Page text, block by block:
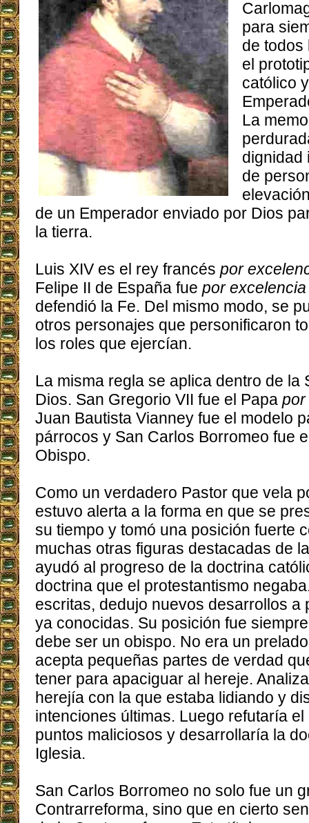
para
de todos
el
católico
La
dignidad
de
de un Emperador enviado por Dios
la tierra.
Luis XIV es el rey francés por
Felipe II de España fue por
defendió la Fe. Del mismo modo, se
otros personajes que personificaron
los roles que ejercían.
La misma regla se aplica dentro de la
Dios. San Gregorio VII fue el Papa
Juan Bautista Vianney fue el modelo
párrocos y San Carlos Borromeo fue
Obispo.
Como un verdadero Pastor que vela
estuvo alerta a la forma en que se
su tiempo y tomó una posición fuerte
muchas otras figuras destacadas de
ayudó al progreso de la doctrina
doctrina que el protestantismo
escritas, dedujo nuevos desarrollos a
ya conocidas. Su posición fue
debe ser un obispo. No era un
acepta pequeñas partes de verdad
tener para apaciguar al hereje.
herejía con la que estaba lidiando y
intenciones últimas. Luego refutaría
puntos maliciosos y desarrollaría la
Iglesia.
San Carlos Borromeo no solo fue un
Contrarreforma, sino que en cierto